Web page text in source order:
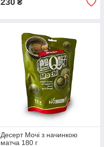
230 ₴
Десерт Мочі з начинкою
матча 180 г